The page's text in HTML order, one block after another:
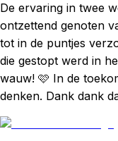
De ervaring in twee
ontzettend genoten
tot in de puntjes
die gestopt werd in
wauw! 🩷 In de
denken. Dank dank